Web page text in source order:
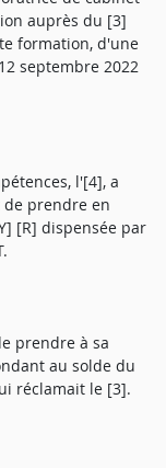
auprès du [3]
formation, d'une
septembre 2022
l'[4], a
prendre en
[R] dispensée par
prendre à sa
au solde du
réclamait le [3].